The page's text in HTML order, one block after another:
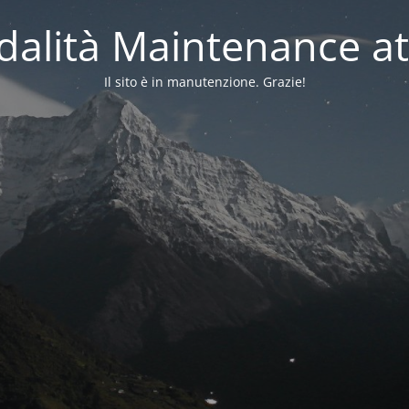
Maintenance
Il sito è in manutenzione. Grazie!